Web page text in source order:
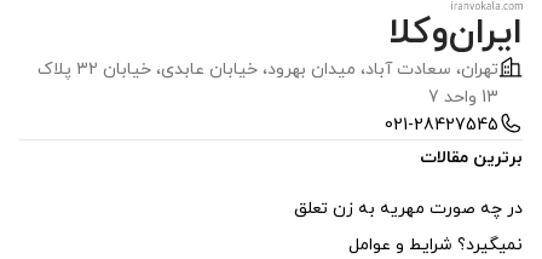
ایران‌وکلا
تهران، سعادت آباد، ميدان بهرود، خیابان عابدی، خيابان 32 پلاک
13 واحد 7
021-28427545
برترین مقالات
در چه صورت مهریه به زن تعلق
نمیگیرد؟ شرایط و عوامل